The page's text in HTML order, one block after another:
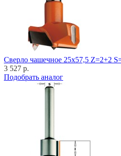
Cверло чашечное 25x57,5 Z=2+2
3 527 р.
Подобрать аналог